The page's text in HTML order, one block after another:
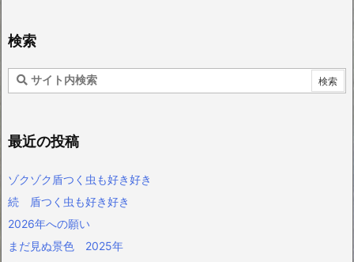
検索
最近の投稿
ゾクゾク盾つく虫も好き好き
続 盾つく虫も好き好き
2026年への願い
まだ見ぬ景色 2025年